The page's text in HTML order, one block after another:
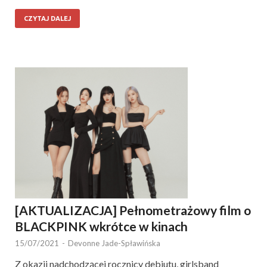
CZYTAJ DALEJ
[AKTUALIZACJA] Pełnometrażowy film o
BLACKPINK wkrótce w kinach
15/07/2021 - Devonne Jade-Spławińska
Z okazji nadchodzącej rocznicy debiutu, girlsband